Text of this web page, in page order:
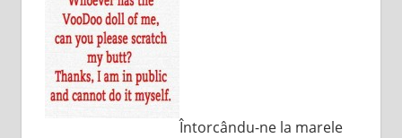
Întorcându-ne la marele